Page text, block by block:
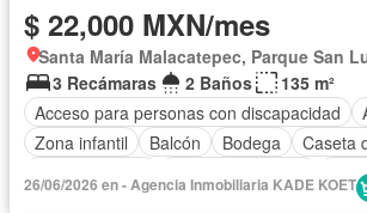
$ 22,000 MXN/mes
Santa María Malacatepec, Parque San
3 Recámaras
2 Baños
135 m²
Acceso para personas con discapacidad
Zona infantil
Balcón Bodega
Caseta
Gas natural
26/06/2026 en - Agencia Inmobiliaria KADE KOET